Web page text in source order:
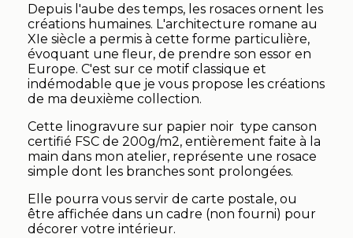
Depuis l'aube des temps, les rosaces ornent les
créations humaines. L'architecture romane au
XIe siècle a permis à cette forme particulière,
évoquant une fleur, de prendre son essor en
Europe. C'est sur ce motif classique et
indémodable que je vous propose les créations
de ma deuxième collection.
Cette linogravure sur papier noir type canson
certifié FSC de 200g/m2, entièrement faite à la
main dans mon atelier, représente une rosace
simple dont les branches sont prolongées.
Elle pourra vous servir de carte postale, ou
être affichée dans un cadre (non fourni) pour
décorer votre intérieur.